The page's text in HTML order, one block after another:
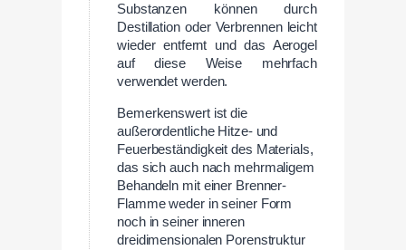
Substanzen können durch
Destillation oder Verbrennen leicht
wieder entfernt und das Aerogel
auf diese Weise mehrfach
verwendet werden.
Bemerkenswert ist die
außerordentliche Hitze- und
Feuerbeständigkeit des Materials,
das sich auch nach mehrmaligem
Behandeln mit einer Brenner-
Flamme weder in seiner Form
noch in seiner inneren
dreidimensionalen Porenstruktur